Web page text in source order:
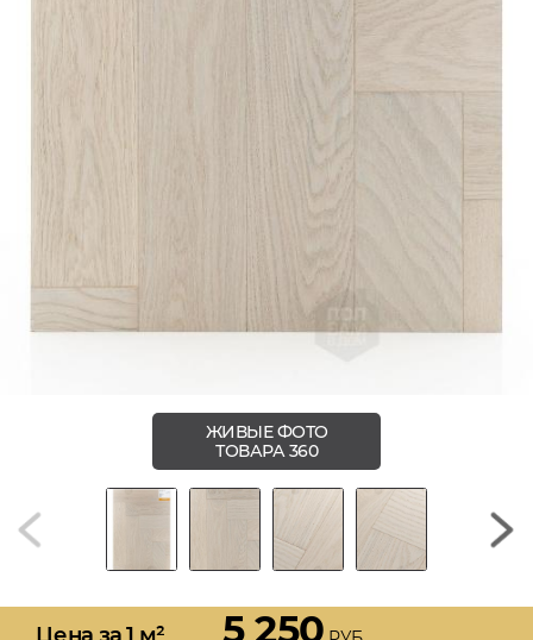
ЖИВЫЕ ФОТО
ТОВАРА 360
Цена за 1 м² 5 250